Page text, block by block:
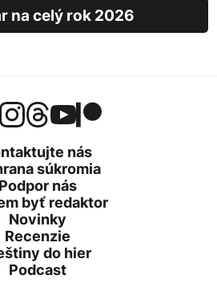
na celý rok 2026
nás
súkromia
Podpor nás
byť redaktor
Novinky
Recenzie
do hier
Podcast